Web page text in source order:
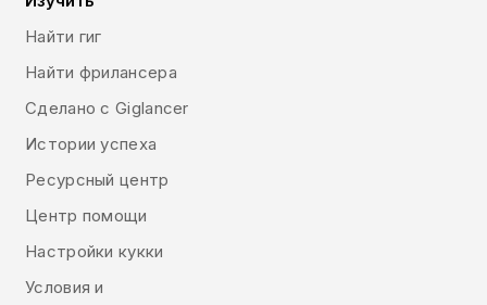
Найти гиг
Найти фрилансера
Сделано с Giglancer
Истории успеха
Ресурсный центр
Центр помощи
Настройки кукки
Условия и